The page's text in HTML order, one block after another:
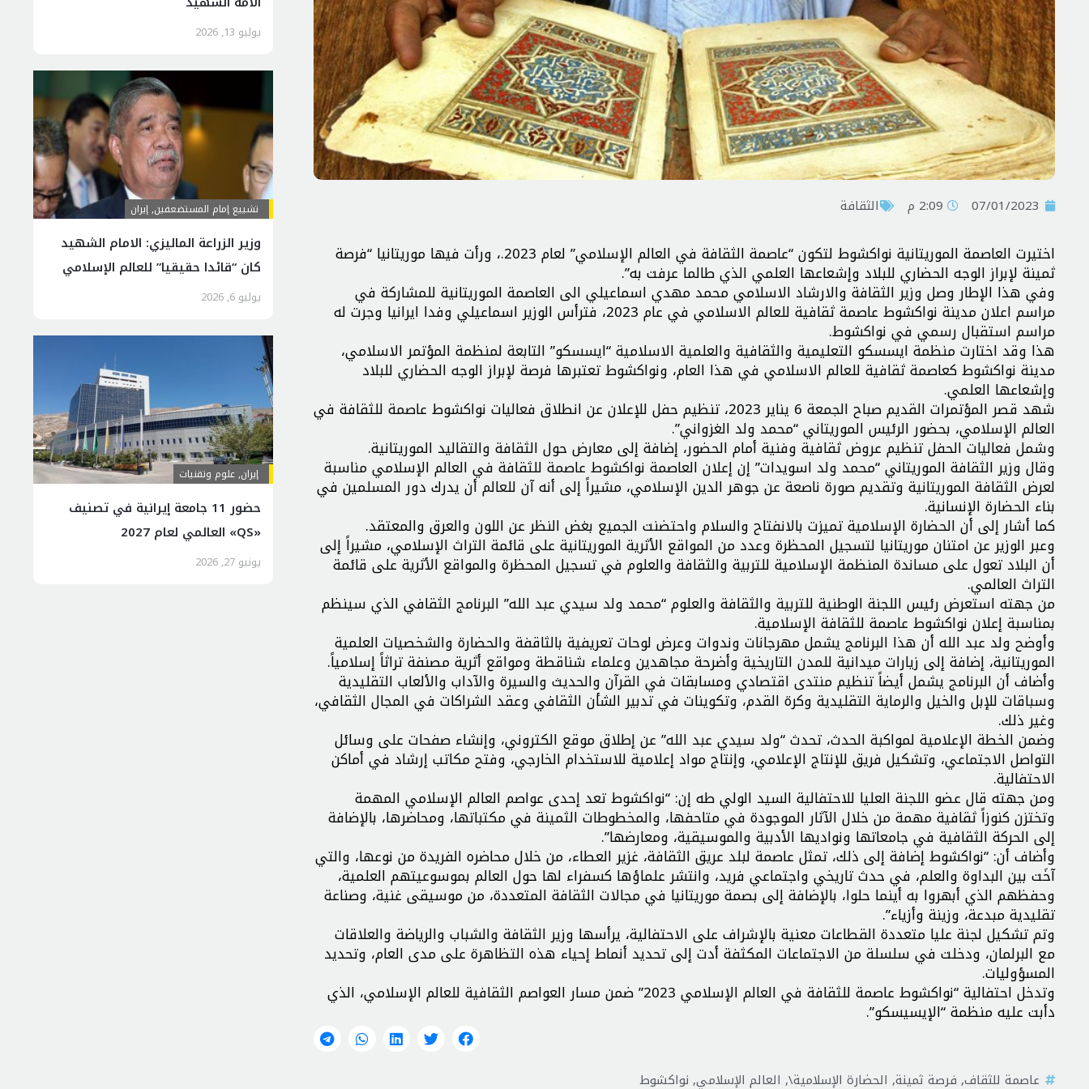
07/01/2023 2:09 م الثقافة
اختيرت العاصمة الموريتانية نواكشوط لتكون “عاصمة الثقافة في العالم الإسلامي” لعام 2023.، ورأت فيها موريتانيا “فرصة
ثمينة لإبراز الوجه الحضاري للبلاد وإشعاعها العلمي الذي طالما عرفت به”.
وفي هذا الإطار وصل وزير الثقافة والارشاد الاسلامي محمد مهدي اسماعيلي الى العاصمة الموريتانية للمشاركة في
مراسم اعلان مدينة نواكشوط عاصمة ثقافية للعالم الاسلامي في عام 2023، فترأس الوزير اسماعيلي وفدا ايرانيا وجرت له
مراسم استقبال رسمي في نواكشوط.
هذا وقد اختارت منظمة ايسسكو التعليمية والثقافية والعلمية الاسلامية “ايسسكو” التابعة لمنظمة المؤتمر الاسلامي،
مدينة نواكشوط كعاصمة ثقافية للعالم الاسلامي في هذا العام، ونواكشوط تعتبرها فرصة لإبراز الوجه الحضاري للبلاد
وإشعاعها العلمي.
شهد قصر المؤتمرات القديم صباح الجمعة 6 يناير 2023، تنظيم حفل للإعلان عن انطلاق فعاليات نواكشوط عاصمة للثقافة في
العالم الإسلامي، بحضور الرئيس الموريتاني “محمد ولد الغزواني”.
وشمل فعاليات الحفل تنظيم عروض ثقافية وفنية أمام الحضور، إضافة إلى معارض حول الثقافة والتقاليد الموريتانية.
وقال وزير الثقافة الموريتاني “محمد ولد اسويدات” إن إعلان العاصمة نواكشوط عاصمة للثقافة في العالم الإسلامي مناسبة
لعرض الثقافة الموريتانية وتقديم صورة ناصعة عن جوهر الدين الإسلامي، مشيراً إلى أنه آن للعالم أن يدرك دور المسلمين في
بناء الحضارة الإنسانية.
كما أشار إلى أن الحضارة الإسلامية تميزت بالانفتاح والسلام واحتضنت الجميع بغض النظر عن اللون والعرق والمعتقد.
وعبر الوزير عن امتنان موريتانيا لتسجيل المحظرة وعدد من المواقع الأثرية الموريتانية على قائمة التراث الإسلامي، مشيراً إلى
أن البلاد تعول على مساندة المنظمة الإسلامية للتربية والثقافة والعلوم في تسجيل المحظرة والمواقع الأثرية على قائمة
التراث العالمي.
من جهته استعرض رئيس اللجنة الوطنية للتربية والثقافة والعلوم “محمد ولد سيدي عبد الله” البرنامج الثقافي الذي سينظم
بمناسبة إعلان نواكشوط عاصمة للثقافة الإسلامية.
وأوضح ولد عبد الله أن هذا البرنامج يشمل مهرجانات وندوات وعرض لوحات تعريفية بالثاقفة والحضارة والشخصيات العلمية
الموريتانية، إضافة إلى زيارات ميدانية للمدن التاريخية وأضرحة مجاهدين وعلماء شناقطة ومواقع أثرية مصنفة تراثاً إسلامياً.
وأضاف أن البرنامج يشمل أيضاً تنظيم منتدى اقتصادي ومسابقات في القرآن والحديث والسيرة والآداب والألعاب التقليدية
وسباقات للإبل والخيل والرماية التقليدية وكرة القدم، وتكوينات في تدبير الشأن الثقافي وعقد الشراكات في المجال الثقافي،
وغير ذلك.
وضمن الخطة الإعلامية لمواكبة الحدث، تحدث “ولد سيدي عبد الله” عن إطلاق موقع الكتروني، وإنشاء صفحات على وسائل
التواصل الاجتماعي، وتشكيل فريق للإنتاج الإعلامي، وإنتاج مواد إعلامية للاستخدام الخارجي، وفتح مكاتب إرشاد في أماكن
الاحتفالية.
ومن جهته قال عضو اللجنة العليا للاحتفالية السيد الولي طه إن: “نواكشوط تعد إحدى عواصم العالم الإسلامي المهمة
وتختزن كنوزاً ثقافية مهمة من خلال الآثار الموجودة في متاحفها، والمخطوطات الثمينة في مكتباتها، ومحاضرها، بالإضافة
إلى الحركة الثقافية في جامعاتها ونواديها الأدبية والموسيقية، ومعارضها”.
وأضاف أن: “نواكشوط إضافة إلى ذلك، تمثل عاصمة لبلد عريق الثقافة، غزير العطاء، من خلال محاضره الفريدة من نوعها، والتي
آخَت بين البداوة والعلم، في حدث تاريخي واجتماعي فريد، وانتشر علماؤها كسفراء لها حول العالم بموسوعيتهم العلمية،
وحفظهم الذي أبهروا به أينما حلوا، بالإضافة إلى بصمة موريتانيا في مجالات الثقافة المتعددة، من موسيقى غنية، وصناعة
تقليدية مبدعة، وزينة وأزياء”.
وتم تشكيل لجنة عليا متعددة القطاعات معنية بالإشراف على الاحتفالية، يرأسها وزير الثقافة والشباب والرياضة والعلاقات
مع البرلمان، ودخلت في سلسلة من الاجتماعات المكثفة أدت إلى تحديد أنماط إحياء هذه التظاهرة على مدى العام، وتحديد
المسؤوليات.
وتدخل احتفالية “نواكشوط عاصمة للثقافة في العالم الإسلامي 2023” ضمن مسار العواصم الثقافية للعالم الإسلامي، الذي
دأبت عليه منظمة “الإيسيسكو”.
عاصمة للثقاف, فرصة ثمينة, الحضارة الإسلامية\, العالم الإسلامي, نواكشوط
يوليو 13, 2026
تشييع إمام المستضعفين,إيران
وزير الزراعة الماليزي: الامام الشهيد
كان “قائدا حقيقيا” للعالم الإسلامي
يوليو 6, 2026
إيران,علوم وتقنيات
حضور 11 جامعة إيرانية في تصنيف
«QS» العالمي لعام 2027
يونيو 27, 2026